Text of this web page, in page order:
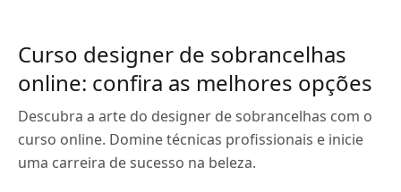
Curso designer de sobrancelhas
online: confira as melhores opções
Descubra a arte do designer de sobrancelhas com o
curso online. Domine técnicas profissionais e inicie
uma carreira de sucesso na beleza.